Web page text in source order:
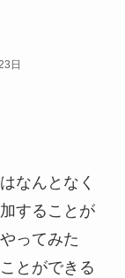
日
なんとなく
することが
ってみた
とができる